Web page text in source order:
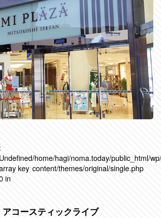
:
Undefined
key
in
/home/hagi/noma.today/public_html/
content/themes/original/single.php
コースティックライブ